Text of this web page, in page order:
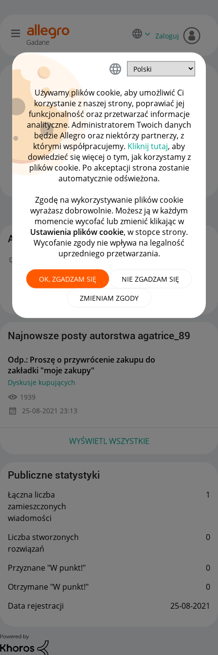
Używamy plików cookie, aby umożliwić Ci
korzystanie z naszej strony, poprawiać jej
funkcjonalność oraz przetwarzać informacje
analityczne. Administratorem Twoich danych
będzie Allegro oraz niektórzy partnerzy, z
którymi współpracujemy. Kliknij tutaj, aby
dowiedzieć się więcej o tym, jak korzystamy z
plików cookie. Po akceptacji strona zostanie
automatycznie odświeżona.
Zgodę na wykorzystywanie plików cookie
wyrażasz dobrowolnie. Możesz ją w każdym
momencie wycofać lub zmienić klikając w
Ustawienia plików cookie, w stopce strony.
Wycofanie zgody nie wpływa na legalność
uprzedniego przetwarzania.
OK, ZGADZAM SIĘ NIE ZGADZAM SIĘ
ZMIENIAM ZGODY
Gadane
Zaloguj
agatrice_89
#7 Wielbiciel
Strona Główna OPCJE
Aktywność agatrice_89
Twój nowy wpis
Odp.: Proszę o przywrócenie
zakupu do zakładki "moje zakupy"
Dyskusje kupujących
można już podziwiać :)
23:13
Najnowsze posty autorstwa agatrice_89
Odp.: Proszę o przywrócenie zakupu do
zakładki "moje zakupy"
Dyskusje kupujących
1939
‎25-08-2021 23:13
WYŚWIETL WSZYSTKIE
Publiczne statystyki
Łączna liczba
zamieszczonych
wiadomości
1
Liczba stworzonych
rozwiązań
0
Przyznane "W punkt!"
0
Otrzymane "W punkt!"
0
Data rejestracji
‎25-08-2021